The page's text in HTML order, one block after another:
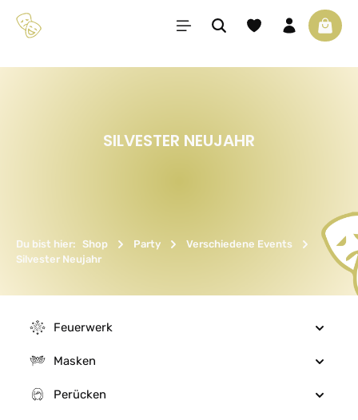
Zum Hauptinhalt springen Du hast 0 Produkte
SILVESTER NEUJAHR
Du bist hier: Shop Party
Verschiedene Events
Silvester Neujahr
Feuerwerk
Masken
Perücken